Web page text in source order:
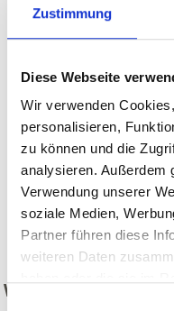
Zustimmung
Diese Webseite
Wir verwenden
personalisieren,
zu können und die
analysieren. Außerdem
Verwendung unserer
soziale Medien,
Partner führen diese
weiteren Daten
zurück
WAR DER INHALT